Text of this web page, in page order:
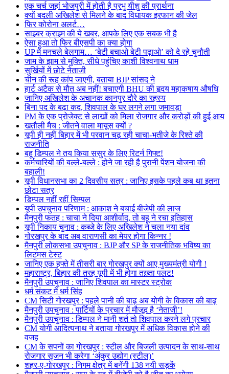
एक चर्च जहां भोजपुरी में होती है प्रभु यीशु की प्रार्थना
क्यों बदली अखिलेश से मिलने के बाद विधायक इरफान की जेल
फिर कोरोना अलर्ट…
साइबर क्राइम की ये खबर, आपके लिए एक सबक भी है
ऐसा हुआ तो फिर बीएसपी का क्या होगा
UP में मनचले बेलगाम… ‘बेटी बचाओ बेटी पढ़ाओ’ को दे रहे चुनौती
जाम के झाम से मुक्ति, सीधे पहुंचिए काशी विश्वनाथ धाम
सुर्खियों में छोटे नेताजी
चीन की रूह कांप जाएगी, बताया BJP सांसद ने
हार्ट अटैक से मौत अब नहीं! बचाएगी BHU की हृदय महाकषाय औषधि
जानिए अखिलेश के अचानक कानपुर दौरे का रहस्य
बिना पद के बढ़ा कद, शिवपाल के घर लगने लगा जमावड़ा
PM के एक प्रोजेक्ट से लाखों को मिला रोजगार और करोड़ों की हुई आय
खतौली मैच : जीतने वाला मायूस क्यों ?
यूपी ही नहीं बिहार में भी परवान चढ़ रही चाचा-भतीजे के रिश्ते की
राजनीति
बहू डिम्पल ने तय किया ससुर के लिए रिटर्न गिफ्ट!
कर्मचारियों की बल्ले-बल्ले : होने जा रही है पुरानी पेंशन योजना की
बहाली!
यूपी विधानसभा का 2 दिवसीय सत्र : जानिए इसके पहले कब था इतना
छोटा सत्र
डिम्पल नहीं रहीं सिम्पल
यूपी उपचुनाव परिणाम : आकाश ने बचाई बीजेपी की लाज
मैनपुरी फतह : चाचा ने दिया आशीर्वाद, तो बहू ने रचा इतिहास
यूपी निकाय चुनाव : कब्जे के लिए अखिलेश ने चला नया दांव
गोरखपुर के बाद अब वाराणसी का मेयर होगा किन्नर !
मैनपुरी लोकसभा उपचुनाव : BJP और SP के राजनीतिक भविष्य का
लिटमस टेस्ट
जानिए एक हफ्ते में तीसरी बार गोरखपुर क्यों आए मुख्यमंत्री योगी !
महाराष्ट्र, बिहार की तरह यूपी में भी होगा तख़्ता पलट!
मैनपुरी उपचुनाव : जानिए शिवपाल का मास्टर स्ट्रोक
धर्म संकट में धर्म सिंह
CM सिटी गोरखपुर : पहले पानी की बाढ़ अब योगी के विकास की बाढ़
मैनपुरी उपचुनाव : पार्टियों के प्रचार में मौजूद है ‘नेताजी’!
मैनपुरी उपचुनाव : डिम्पल ने मानी शर्त तो शिवपाल करने लगे प्रचार
CM योगी आदित्यनाथ ने बताया गोरखपुर में अधिक विकास होने की
वजह
CM के सपनों का गोरखपुर : स्टील और बिजली उत्पादन के साथ-साथ
रोजगार सृजन भी करेगा ‘अंकुर उद्योग (स्टील)’
शहर-ए-गोरखपुर : निगम क्षेत्र में बनेंगी 138 नयी सड़कें